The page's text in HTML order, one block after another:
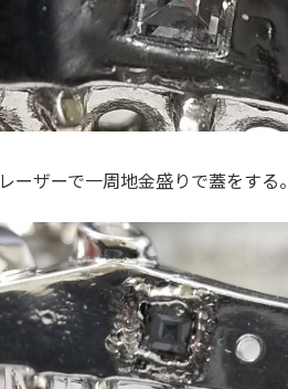
レーザーで一周地金盛りで蓋をする。